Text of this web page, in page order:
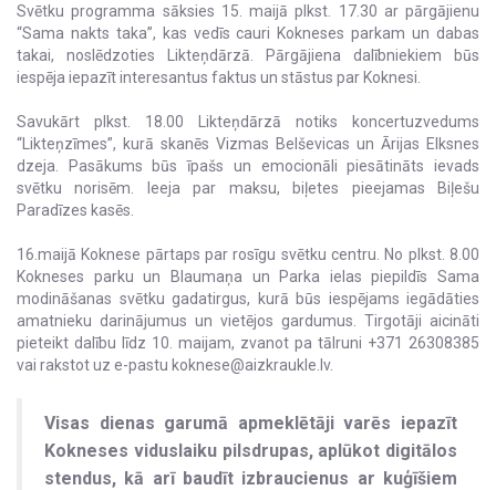
Svētku programma sāksies 15. maijā plkst. 17.30 ar pārgājienu
“Sama nakts taka”, kas vedīs cauri Kokneses parkam un dabas
takai, noslēdzoties Likteņdārzā. Pārgājiena dalībniekiem būs
iespēja iepazīt interesantus faktus un stāstus par Koknesi.
Savukārt plkst. 18.00 Likteņdārzā notiks koncertuzvedums
“Likteņzīmes”, kurā skanēs Vizmas Belševicas un Ārijas Elksnes
dzeja. Pasākums būs īpašs un emocionāli piesātināts ievads
svētku norisēm. Ieeja par maksu, biļetes pieejamas Biļešu
Paradīzes kasēs.
16.maijā Koknese pārtaps par rosīgu svētku centru. No plkst. 8.00
Kokneses parku un Blaumaņa un Parka ielas piepildīs Sama
modināšanas svētku gadatirgus, kurā būs iespējams iegādāties
amatnieku darinājumus un vietējos gardumus. Tirgotāji aicināti
pieteikt dalību līdz 10. maijam, zvanot pa tālruni +371 26308385
vai rakstot uz e-pastu koknese@aizkraukle.lv.
Visas dienas garumā apmeklētāji varēs iepazīt
Kokneses viduslaiku pilsdrupas, aplūkot digitālos
stendus, kā arī baudīt izbraucienus ar kuģīšiem